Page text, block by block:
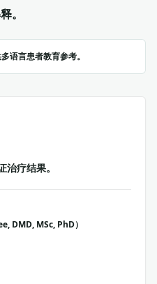
。
语言患者教育参考。
疗结果。
DMD, MSc, PhD）